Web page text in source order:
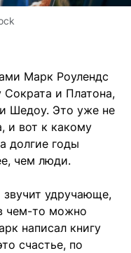
Марк Роулендс
Сократа и Платона,
Шедоу. Это уже не
и вот к какому
долгие годы
чем люди.
звучит удручающе,
чем-то можно
написал книгу
счастье, по